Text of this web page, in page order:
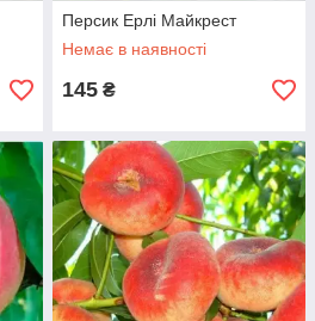
Персик Ерлі Майкрест
Немає в наявності
145 ₴